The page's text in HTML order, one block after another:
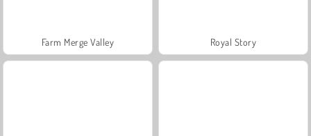
Farm Merge Valley Royal Story